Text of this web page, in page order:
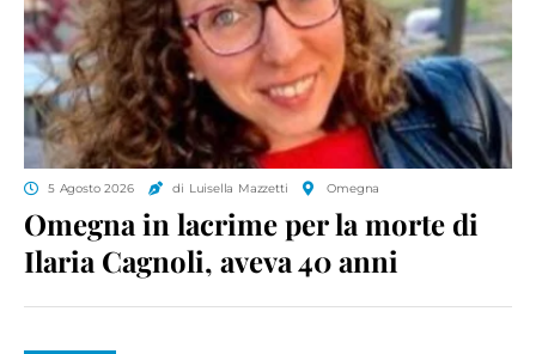
5 Agosto 2026 di Luisella Mazzetti Omegna
Omegna in lacrime per la morte di
Ilaria Cagnoli, aveva 40 anni